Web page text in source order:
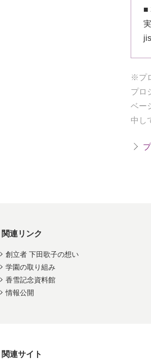
■
※プ
プロ
ベー
中し
関連リンク
創立者 下田歌子の想い
学園の取り組み
香雪記念資料館
情報公開
関連サイト